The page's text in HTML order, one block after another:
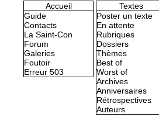
Accueil
Guide
Contacts
La Saint-Con
Forum
Galeries
Foutoir
Erreur 503
Textes
Poster un texte
En attente
Rubriques
Dossiers
Thèmes
Best of
Worst of
Archives
Anniversaires
Rétrospectives
Auteurs